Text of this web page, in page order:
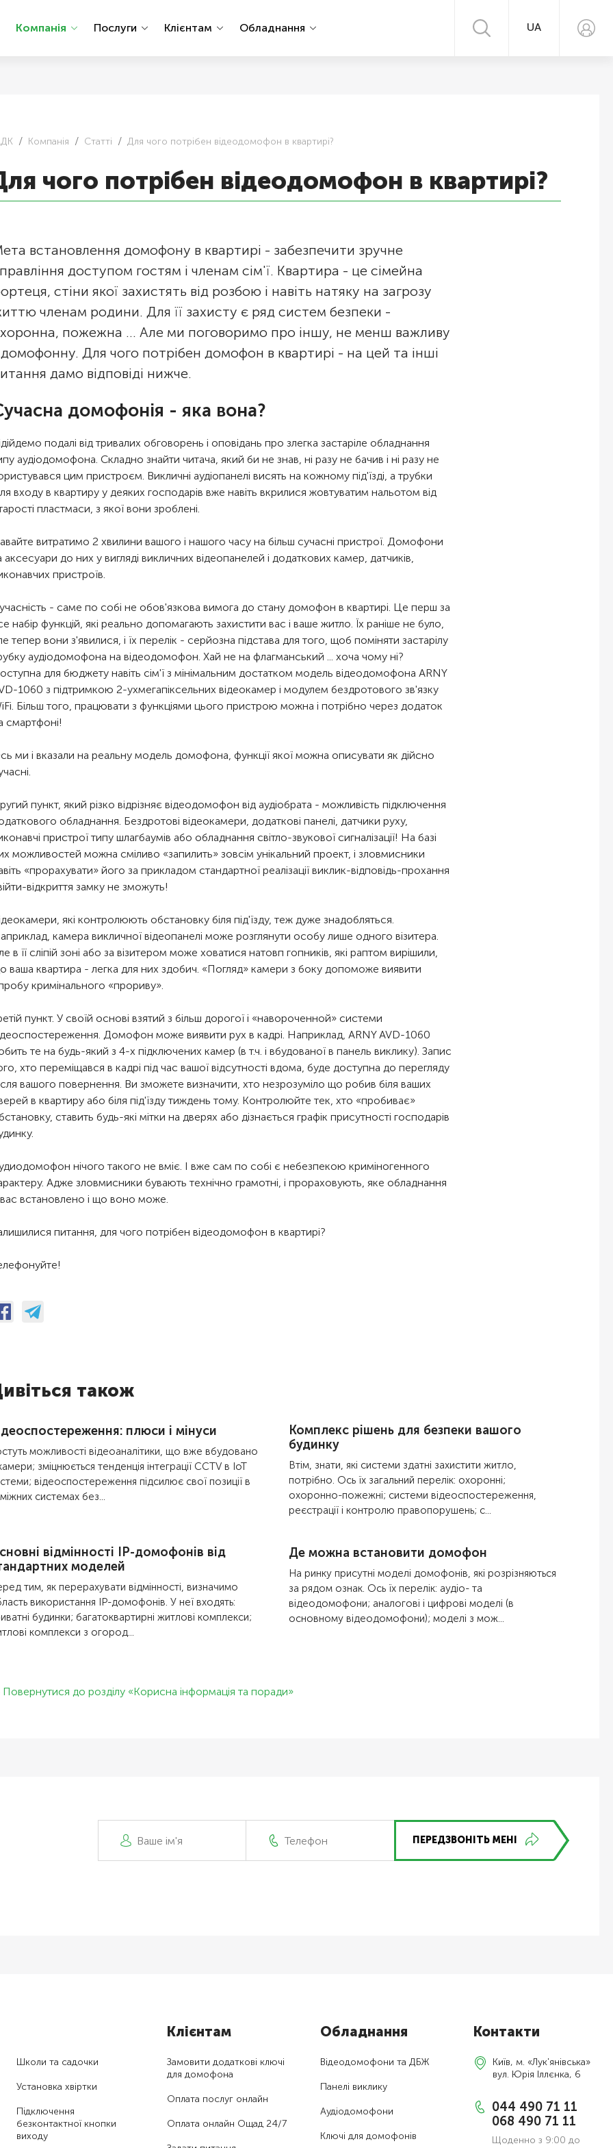
UA
Компанія Послуги Клієнтам Обладнання
Компанія Статті Для чого потрібен відеодомофон в квартирі?
чого потрібен відеодомофон в квартирі?
встановлення домофону в квартирі - забезпечити зручне
доступом гостям і членам сім'ї. Квартира - це сімейна
стіни якої захистять від розбою і навіть натяку на загрозу
членам родини. Для її захисту є ряд систем безпеки -
пожежна ... Але ми поговоримо про іншу, не менш важливу
Для чого потрібен домофон в квартирі - на цей та інші
дамо відповіді нижче.
домофонія - яка вона?
подалі від тривалих обговорень і оповідань про злегка застаріле обладнання
аудіодомофона. Складно знайти читача, який би не знав, ні разу не бачив і ні разу не
цим пристроєм. Викличні аудіопанелі висять на кожному під'їзді, а трубки
входу в квартиру у деяких господарів вже навіть вкрилися жовтуватим нальотом від
пластмаси, з якої вони зроблені.
витратимо 2 хвилини вашого і нашого часу на більш сучасні пристрої. Домофони
аксесуари до них у вигляді викличних відеопанелей і додаткових камер, датчиків,
пристроїв.
- саме по собі не обов'язкова вимога до стану домофон в квартирі. Це перш за
набір функцій, які реально допомагають захистити вас і ваше житло. Їх раніше не було,
тепер вони з'явилися, і їх перелік - серйозна підстава для того, щоб поміняти застарілу
аудіодомофона на відеодомофон. Хай не на флагманський ... хоча чому ні?
для бюджету навіть сім'ї з мінімальним достатком модель відеодомофона ARNY
1060 з підтримкою 2-ухмегапіксельних відеокамер і модулем бездротового зв'язку
Більш того, працювати з функціями цього пристрою можна і потрібно через додаток
смартфоні!
ми і вказали на реальну модель домофона, функції якої можна описувати як дійсно
пункт, який різко відрізняє відеодомофон від аудіобрата - можливість підключення
обладнання. Бездротові відеокамери, додаткові панелі, датчики руху,
пристрої типу шлагбаумів або обладнання світло-звукової сигналізації! На базі
можливостей можна сміливо «запилить» зовсім унікальний проект, і зловмисники
«прорахувати» його за прикладом стандартної реалізації виклик-відповідь-прохання
відкриття замку не зможуть!
які контролюють обстановку біля під'їзду, теж дуже знадобляться.
камера викличної відеопанелі може розглянути особу лише одного візитера.
в її сліпій зоні або за візитером може ховатися натовп гопників, які раптом вирішили,
ваша квартира - легка для них здобич. «Погляд» камери з боку допоможе виявити
кримінального «прориву».
пункт. У своїй основі взятий з більш дорогої і «навороченной» системи
Домофон може виявити рух в кадрі. Наприклад, ARNY AVD-1060
те на будь-який з 4-х підключених камер (в т.ч. і вбудованої в панель виклику). Запис
хто переміщався в кадрі під час вашої відсутності вдома, буде доступна до перегляду
вашого повернення. Ви зможете визначити, хто незрозуміло що робив біля ваших
в квартиру або біля під'їзду тиждень тому. Контролюйте тек, хто «пробиває»
ставить будь-які мітки на дверях або дізнається графік присутності господарів
нічого такого не вміє. І вже сам по собі є небезпекою криміногенного
Адже зловмисники бувають технічно грамотні, і прораховують, яке обладнання
встановлено і що воно може.
питання, для чого потрібен відеодомофон в квартирі?
також
плюси і мінуси
можливості відеоаналітики, що вже вбудовано
зміцнюється тенденція інтеграції CCTV в IoT
відеоспостереження підсилює свої позиції в
системах без...
Комплекс рішень для безпеки вашого
будинку
Втім, знати, які системи здатні захистити житло,
потрібно. Ось їх загальний перелік: охоронні;
охоронно-пожежні; системи відеоспостереження,
реєстрації і контролю правопорушень; с...
відмінності IP-домофонів від
моделей
тим, як перерахувати відмінності, визначимо
використання IP-домофонів. У неї входять:
будинки; багатоквартирні житлові комплекси;
комплекси з огород...
Де можна встановити домофон
На ринку присутні моделі домофонів, які розрізняються
за рядом ознак. Ось їх перелік: аудіо- та
відеодомофони; аналогові і цифрові моделі (в
основному відеодомофони); моделі з мож...
Повернутися до розділу «Корисна інформація та поради»
ПЕРЕДЗВОНІТЬ МЕНІ
Школи та садочки
Установка хвіртки
Підключення
безконтактної кнопки
виходу
Клієнтам
Замовити додаткові ключі
для домофона
Оплата послуг онлайн
Оплата онлайн Ощад 24/7
Обладнання
Відеодомофони та ДБЖ
Панелі виклику
Аудіодомофони
Ключі для домофонів
Контакти
Київ, м. «Лук'янівська»
вул. Юрія Іллєнка, 6
044 490 71 11
068 490 71 11
Щоденно з 9:00 до